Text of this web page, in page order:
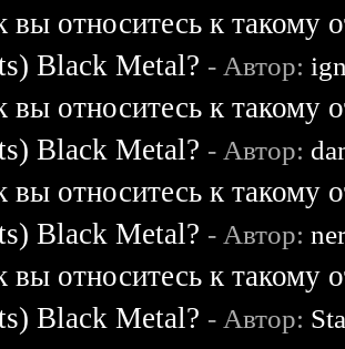
вы относитесь к такому
Black Metal? - Автор:
вы относитесь к такому
Black Metal? - Автор:
вы относитесь к такому
Black Metal? - Автор:
вы относитесь к такому
Black Metal? - Автор: